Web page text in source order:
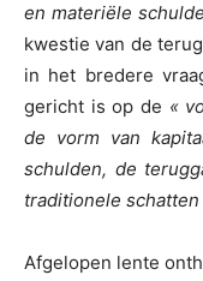
en materiële
kwestie van de
in het bredere
gericht is op de «
de vorm van
schulden, de
traditionele schatten
Afgelopen lente